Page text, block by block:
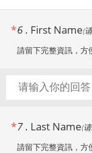
*6. First Name(
請留下完整資訊，方
*7. Last Name(
請留下完整資訊，方